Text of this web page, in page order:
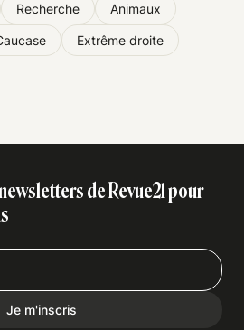
Recherche Animaux
Extrême droite
de Revue21 pour
Je m'inscris